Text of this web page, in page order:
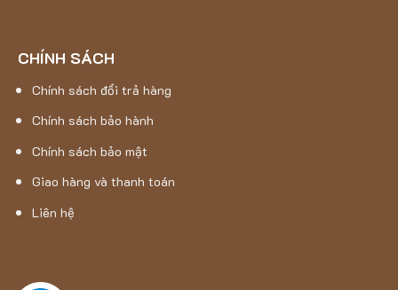
CHÍNH SÁCH
Chính sách đổi trả hàng
Chính sách bảo hành
Chính sách bảo mật
Giao hàng và thanh toán
Liên hệ